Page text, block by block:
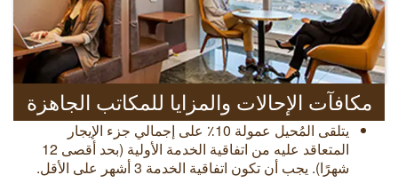
مكافآت الإحالات والمزايا للمكاتب الجاهزة
يتلقى المُحيل عمولة 10٪ على إجمالي جزء الإيجار
المتعاقد عليه من اتفاقية الخدمة الأولية (بحد أقصى 12
شهرًا). يجب أن تكون اتفاقية الخدمة 3 أشهر على الأقل.